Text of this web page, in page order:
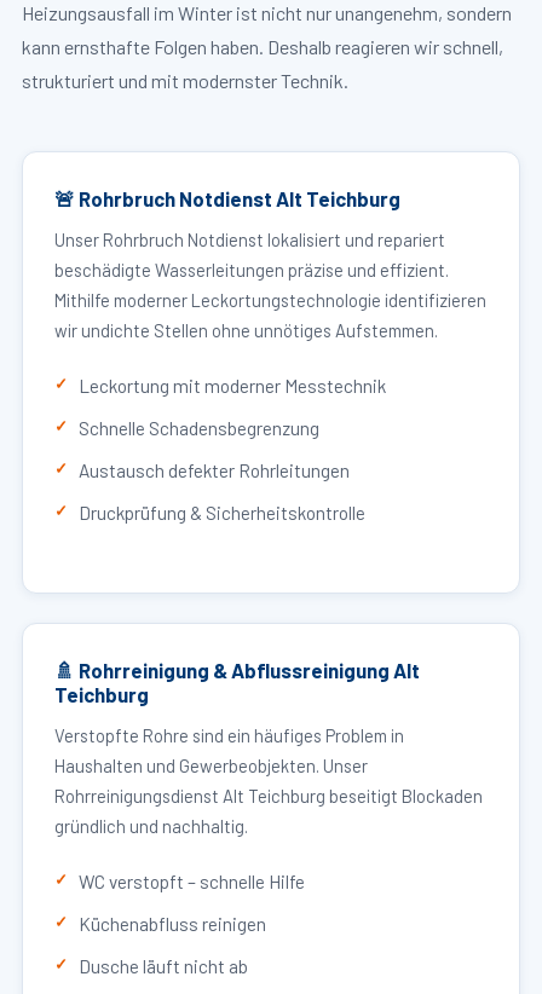
Heizungsausfall im Winter ist nicht nur unangenehm, sondern
kann ernsthafte Folgen haben. Deshalb reagieren wir schnell,
strukturiert und mit modernster Technik.
🚨 Rohrbruch Notdienst Alt Teichburg
Unser Rohrbruch Notdienst lokalisiert und repariert
beschädigte Wasserleitungen präzise und effizient.
Mithilfe moderner Leckortungstechnologie identifizieren
wir undichte Stellen ohne unnötiges Aufstemmen.
Leckortung mit moderner Messtechnik
Schnelle Schadensbegrenzung
Austausch defekter Rohrleitungen
Druckprüfung & Sicherheitskontrolle
🚿 Rohrreinigung & Abflussreinigung Alt
Teichburg
Verstopfte Rohre sind ein häufiges Problem in
Haushalten und Gewerbeobjekten. Unser
Rohrreinigungsdienst Alt Teichburg beseitigt Blockaden
gründlich und nachhaltig.
WC verstopft – schnelle Hilfe
Küchenabfluss reinigen
Dusche läuft nicht ab